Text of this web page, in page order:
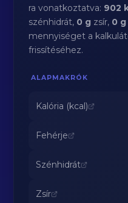
ra vonatkoztatva: 902
szénhidrát, 0 g zsír, 0 g
mennyiséget a
frissítéséhez.
ALAPMAKRÓK
Kalória (kcal)
Fehérje
Szénhidrát
Zsír